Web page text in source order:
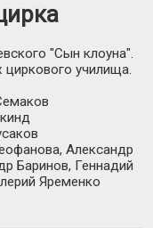
"Сын клоуна".
училища.
Александр
Баринов, Геннадий
Яременко